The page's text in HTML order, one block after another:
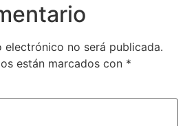
no será publicada.
están marcados con *